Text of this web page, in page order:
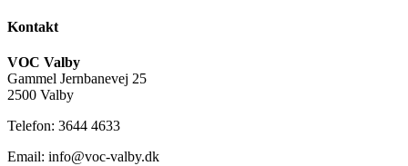
Kontakt
VOC Valby
Gammel Jernbanevej 25
2500 Valby
Telefon: 3644 4633
Email: info@voc-valby.dk